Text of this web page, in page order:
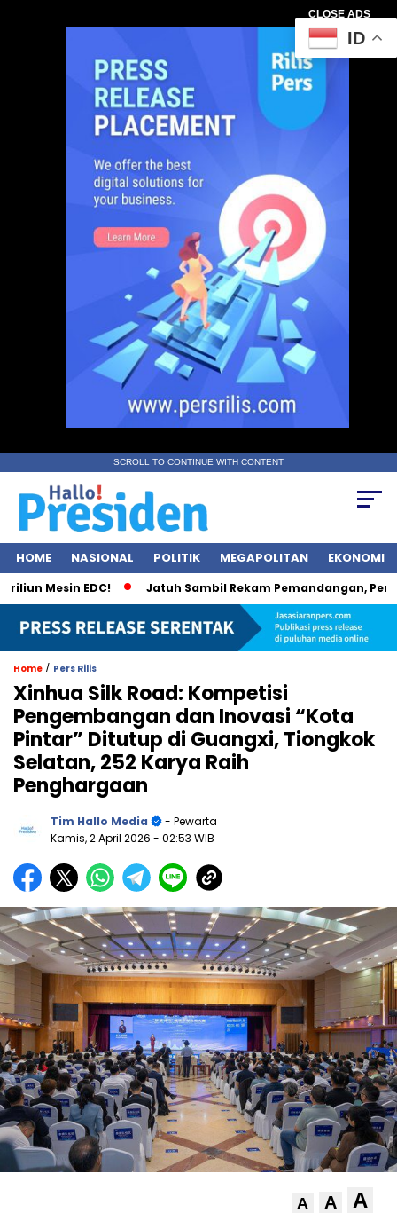
CLOSE ADS
SCROLL TO CONTINUE WITH CONTENT
HOME NASIONAL POLITIK MEGAPOLITAN EKONOMI
Mesin EDC! Jatuh Sambil Rekam Pemandangan, Pendaki
Home / Pers Rilis
Xinhua Silk Road: Kompetisi
Pengembangan dan Inovasi “Kota
Pintar” Ditutup di Guangxi, Tiongkok
Selatan, 252 Karya Raih
Penghargaan
Tim Hallo Media
- Pewarta
Kamis, 2 April 2026 - 02:53 WIB
A A A
ID